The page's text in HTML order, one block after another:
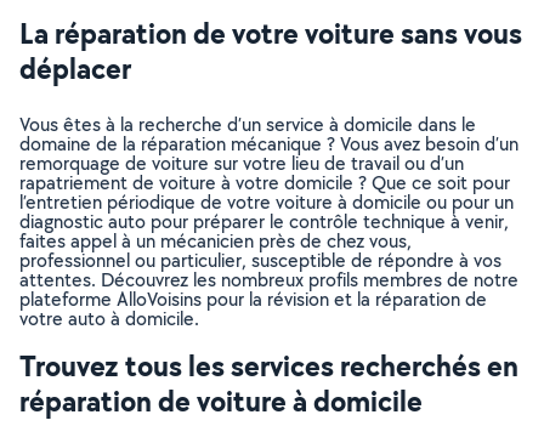
La réparation de votre voiture sans vous
déplacer
Vous êtes à la recherche d’un service à domicile dans le
domaine de la réparation mécanique ? Vous avez besoin d’un
remorquage de voiture sur votre lieu de travail ou d’un
rapatriement de voiture à votre domicile ? Que ce soit pour
l’entretien périodique de votre voiture à domicile ou pour un
diagnostic auto pour préparer le contrôle technique à venir,
faites appel à un mécanicien près de chez vous,
professionnel ou particulier, susceptible de répondre à vos
attentes. Découvrez les nombreux profils membres de notre
plateforme AlloVoisins pour la révision et la réparation de
votre auto à domicile.
Trouvez tous les services recherchés en
réparation de voiture à domicile